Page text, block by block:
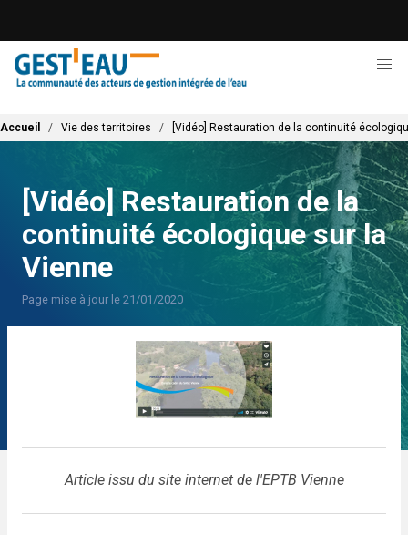
contenu
principal
Fil d'Ariane
Accueil Vie des territoires [Vidéo] Restauration de la continuité
[Vidéo] Restauration de la
continuité écologique sur la
Vienne
Page mise à jour le 21/01/2020
Article issu du site internet de l'EPTB Vienne